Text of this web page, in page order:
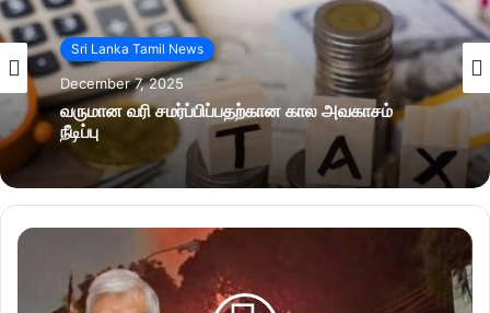
Sri Lanka Tamil News
December 7, 2025
வருமான வரி சமர்ப்பிப்பதற்கான கால அவகாசம்
நீடிப்பு